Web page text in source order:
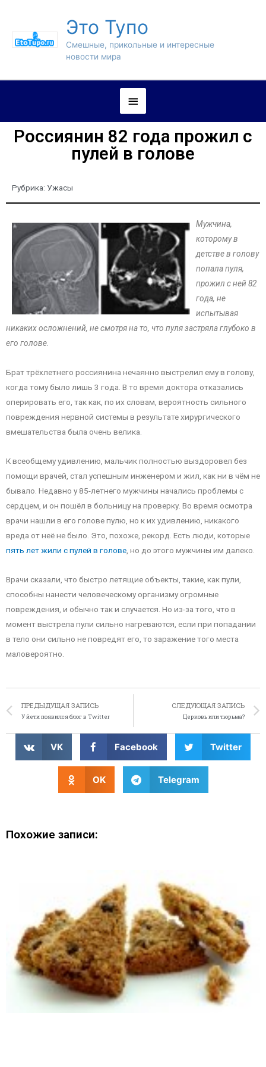
Это Тупо
Смешные, прикольные и интересные
новости мира
Россиянин 82 года прожил с
пулей в голове
Рубрика: Ужасы
Мужчина,
которому в
детстве в голову
попала пуля,
прожил с ней 82
года, не
испытывая
никаких осложнений, не смотря на то, что пуля застряла глубоко в
его голове.
Брат трёхлетнего россиянина нечаянно выстрелил ему в голову,
когда тому было лишь 3 года. В то время доктора отказались
оперировать его, так как, по их словам, вероятность сильного
повреждения нервной системы в результате хирургического
вмешательства была очень велика.
К всеобщему удивлению, мальчик полностью выздоровел без
помощи врачей, стал успешным инженером и жил, как ни в чём не
бывало. Недавно у 85-летнего мужчины начались проблемы с
сердцем, и он пошёл в больницу на проверку. Во время осмотра
врачи нашли в его голове пулю, но к их удивлению, никакого
вреда от неё не было. Это, похоже, рекорд. Есть люди, которые
пять лет жили с пулей в голове , но до этого мужчины им далеко.
Врачи сказали, что быстро летящие объекты, такие, как пули,
способны нанести человеческому организму огромные
повреждения, и обычно так и случается. Но из-за того, что в
момент выстрела пули сильно нагреваются, если при попадании
в тело они сильно не повредят его, то заражение того места
маловероятно.
ПРЕДЫДУЩАЯ ЗАПИСЬ
У йети появился блог в Twitter
СЛЕДУЮЩАЯ ЗАПИСЬ
Церковь или тюрьма?
VK Facebook Twitter
OK Telegram
Похожие записи: